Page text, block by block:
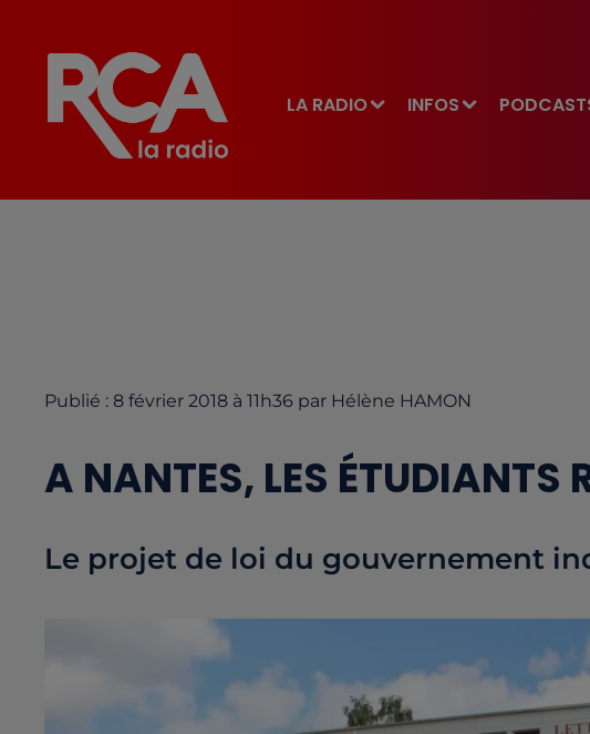
LA RADIO INFOS
Publié : 8 février 2018 à 11h36 par Hélène HAMON
A NANTES, LES ÉTUDIANTS
Le projet de loi du gouvernement